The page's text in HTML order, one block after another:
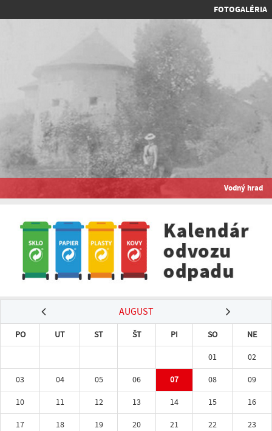
FOTOGALÉRIA
Vodný hrad
AUGUST
PO UT ST ŠT PI SO
NE
01
02
03
04 05 06 07 08
09
10
11 12 13 14 15
16
17
18 19 20 21 22
23